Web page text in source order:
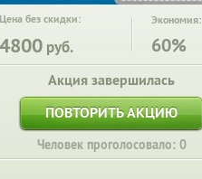
Цена без скидки:
4800 руб.
Экономия:
60%
Акция завершилась
ПОВТОРИТЬ АКЦИЮ
Человек проголосовало: 0